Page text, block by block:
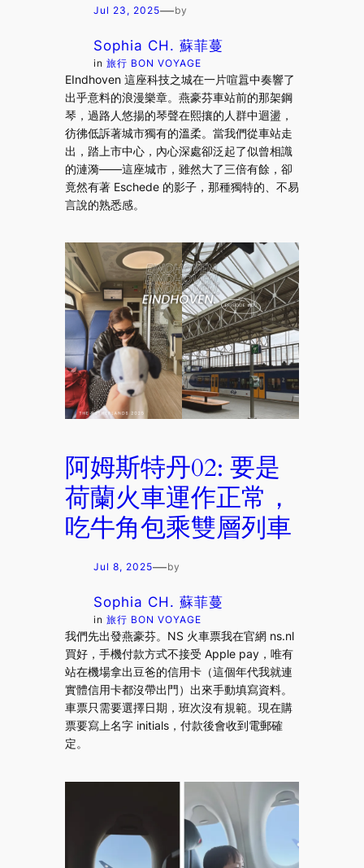
Jul 23, 2025—by
Sophia CH. 蘇菲蔓
in旅行 BON VOYAGE
EIndhoven 這座科技之城在一片喧囂中奏響了
出乎意料的浪漫樂章。燕豪芬車站前的那架鋼
琴，過路人悠揚的琴聲在熙攘的人群中迴盪，
彷彿低訴著城市獨有的溫柔。當我們從車站走
出，踏上市中心，內心深處卻泛起了似曾相識
的漣漪——這座城市，雖然大了三倍有餘，卻
竟然有著 Eschede 的影子，那種獨特的、不易
言說的熟悉感。
阿姆斯特丹02: 要是
荷蘭火車運作正常，
吃牛角包乘雙層列車
Jul 8, 2025—by
Sophia CH. 蘇菲蔓
in旅行 BON VOYAGE
我們先出發燕豪芬。NS 火車票我在官網 ns.nl
買好，手機付款方式不接受 Apple pay，唯有
站在機場拿出豆爸的信用卡（這個年代我就連
實體信用卡都沒帶出門）出來手動填寫資料。
車票只需要選擇日期，班次沒有規範。現在購
票要寫上名字 initials，付款後會收到電郵確
定。